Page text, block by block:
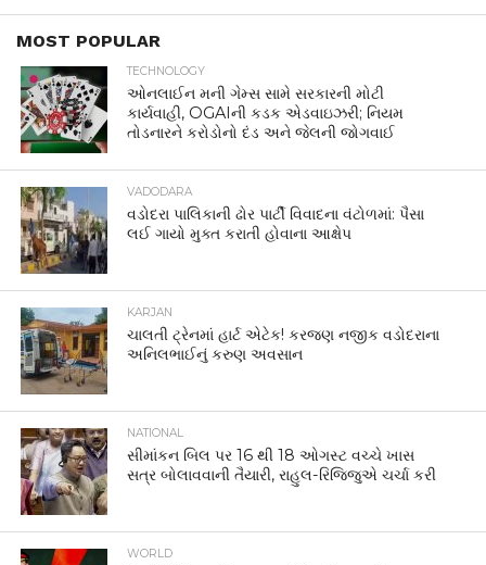
MOST POPULAR
TECHNOLOGY
ઓનલાઈન મની ગેમ્સ સામે સરકારની મોટી
કાર્યવાહી, OGAIની કડક એડવાઇઝરી; નિયમ
તોડનારને કરોડોનો દંડ અને જેલની જોગવાઈ
VADODARA
વડોદરા પાલિકાની ઢોર પાર્ટી વિવાદના વંટોળમાં: પૈસા
લઈ ગાયો મુક્ત કરાતી હોવાના આક્ષેપ
KARJAN
ચાલતી ટ્રેનમાં હાર્ટ એટેક! કરજણ નજીક વડોદરાના
અનિલભાઈનું કરુણ અવસાન
NATIONAL
સીમાંકન બિલ પર 16 થી 18 ઓગસ્ટ વચ્ચે ખાસ
સત્ર બોલાવવાની તૈયારી, રાહુલ-રિજિજુએ ચર્ચા કરી
WORLD